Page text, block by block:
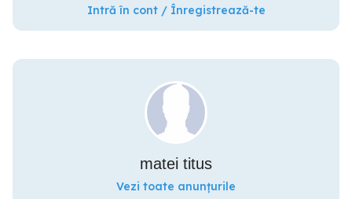
Intră în cont / Înregistrează-te
matei titus
Vezi toate anunțurile